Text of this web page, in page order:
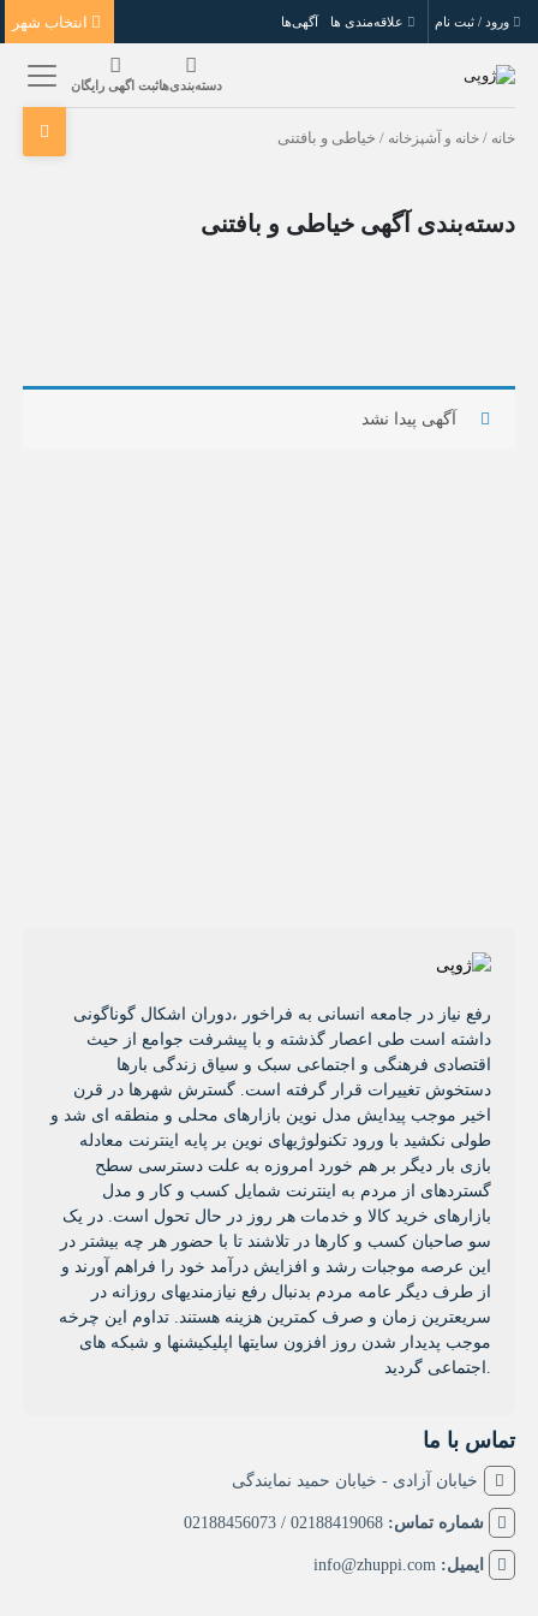
ورود / ثبت نام علاقه‌مندی ها آگهی‌ها
دسته‌بندی‌هاثبت اگهی رایگان
خانه /خانه و آشپزخانه / خیاطی و بافتنی
دسته‌بندی آگهی خیاطی و بافتنی
آگهی پیدا نشد
رفع نیاز در جامعه انسانی به فراخور ،دوران اشکال گوناگونی
داشته است طی اعصار گذشته و با پیشرفت جوامع از حیث
اقتصادی فرهنگی و اجتماعی سبک و سیاق زندگی بارها
دستخوش تغییرات قرار گرفته است. گسترش شهرها در قرن
اخیر موجب پیدایش مدل نوین بازارهای محلی و منطقه ای شد و
طولی نکشید با ورود تکنولوژیهای نوین بر پایه اینترنت معادله
بازی بار دیگر بر هم خورد امروزه به علت دسترسی سطح
گستردهای از مردم به اینترنت شمایل کسب و کار و مدل
بازارهای خرید کالا و خدمات هر روز در حال تحول است. در یک
سو صاحبان کسب و کارها در تلاشند تا با حضور هر چه بیشتر در
این عرصه موجبات رشد و افزایش درآمد خود را فراهم آورند و
از طرف دیگر عامه مردم بدنبال رفع نیازمندیهای روزانه در
سریعترین زمان و صرف کمترین هزینه هستند. تداوم این چرخه
موجب پدیدار شدن روز افزون سایتها اپلیکیشنها و شبکه های
اجتماعی گردید.
تماس با ما
خیابان آزادی - خیابان حمید نمایندگی
شماره تماس:02188419068 / 02188456073
ایمیل:info@zhuppi.com